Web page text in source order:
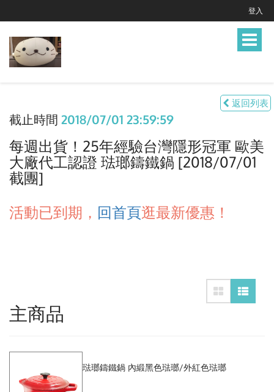
登入
Toggle
返回列表
截止時間 2018/07/01 23:59:59
每週出貨！25年經驗台灣隱形冠軍 歐美
大廠代工認證 琺瑯鑄鐵鍋 [2018/07/01
截團]
活動已到期， 回首頁逛最新優惠！
主商品
琺瑯鑄鐵鍋 內緞黑色琺瑯/外紅色琺瑯